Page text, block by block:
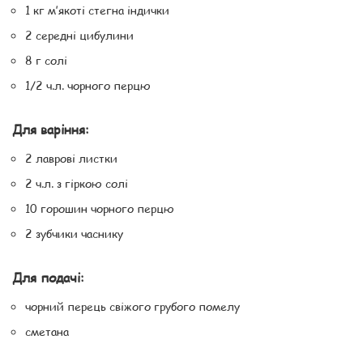
1 кг м’якоті стегна індички
2 середні цибулини
8 г солі
1/2 ч.л. чорного перцю
Для варіння:
2 лаврові листки
2 ч.л. з гіркою солі
10 горошин чорного перцю
2 зубчики часнику
Для подачі:
чорний перець свіжого грубого помелу
сметана